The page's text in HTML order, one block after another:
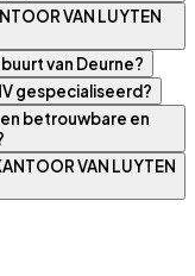
VAN LUYTEN
van Deurne?
gespecialiseerd?
betrouwbare en
VAN LUYTEN